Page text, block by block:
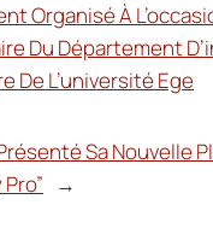
Organisé À
Du Département
De L’université Ege
Sa Nouvelle
→